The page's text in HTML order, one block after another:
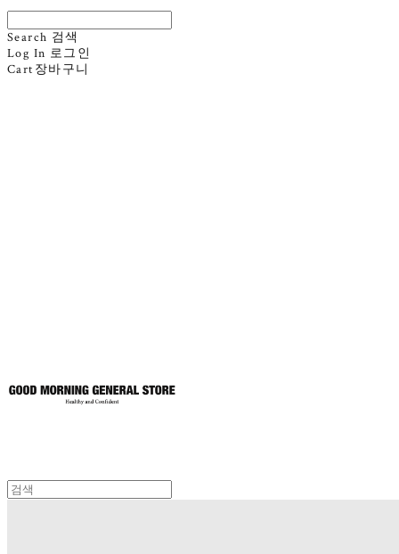
Search 검색
Log In 로그인
Cart 장바구니